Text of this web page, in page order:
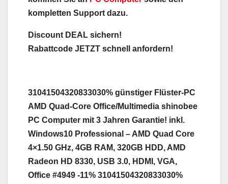
kompletten Support dazu.
Discount DEAL sichern!
Rabattcode JETZT schnell anfordern!
31041504320833030% günstiger Flüster-PC
AMD Quad-Core Office/Multimedia shinobee
PC Computer mit 3 Jahren Garantie! inkl.
Windows10 Professional – AMD Quad Core
4×1.50 GHz, 4GB RAM, 320GB HDD, AMD
Radeon HD 8330, USB 3.0, HDMI, VGA,
Office #4949 -11% 31041504320833030%